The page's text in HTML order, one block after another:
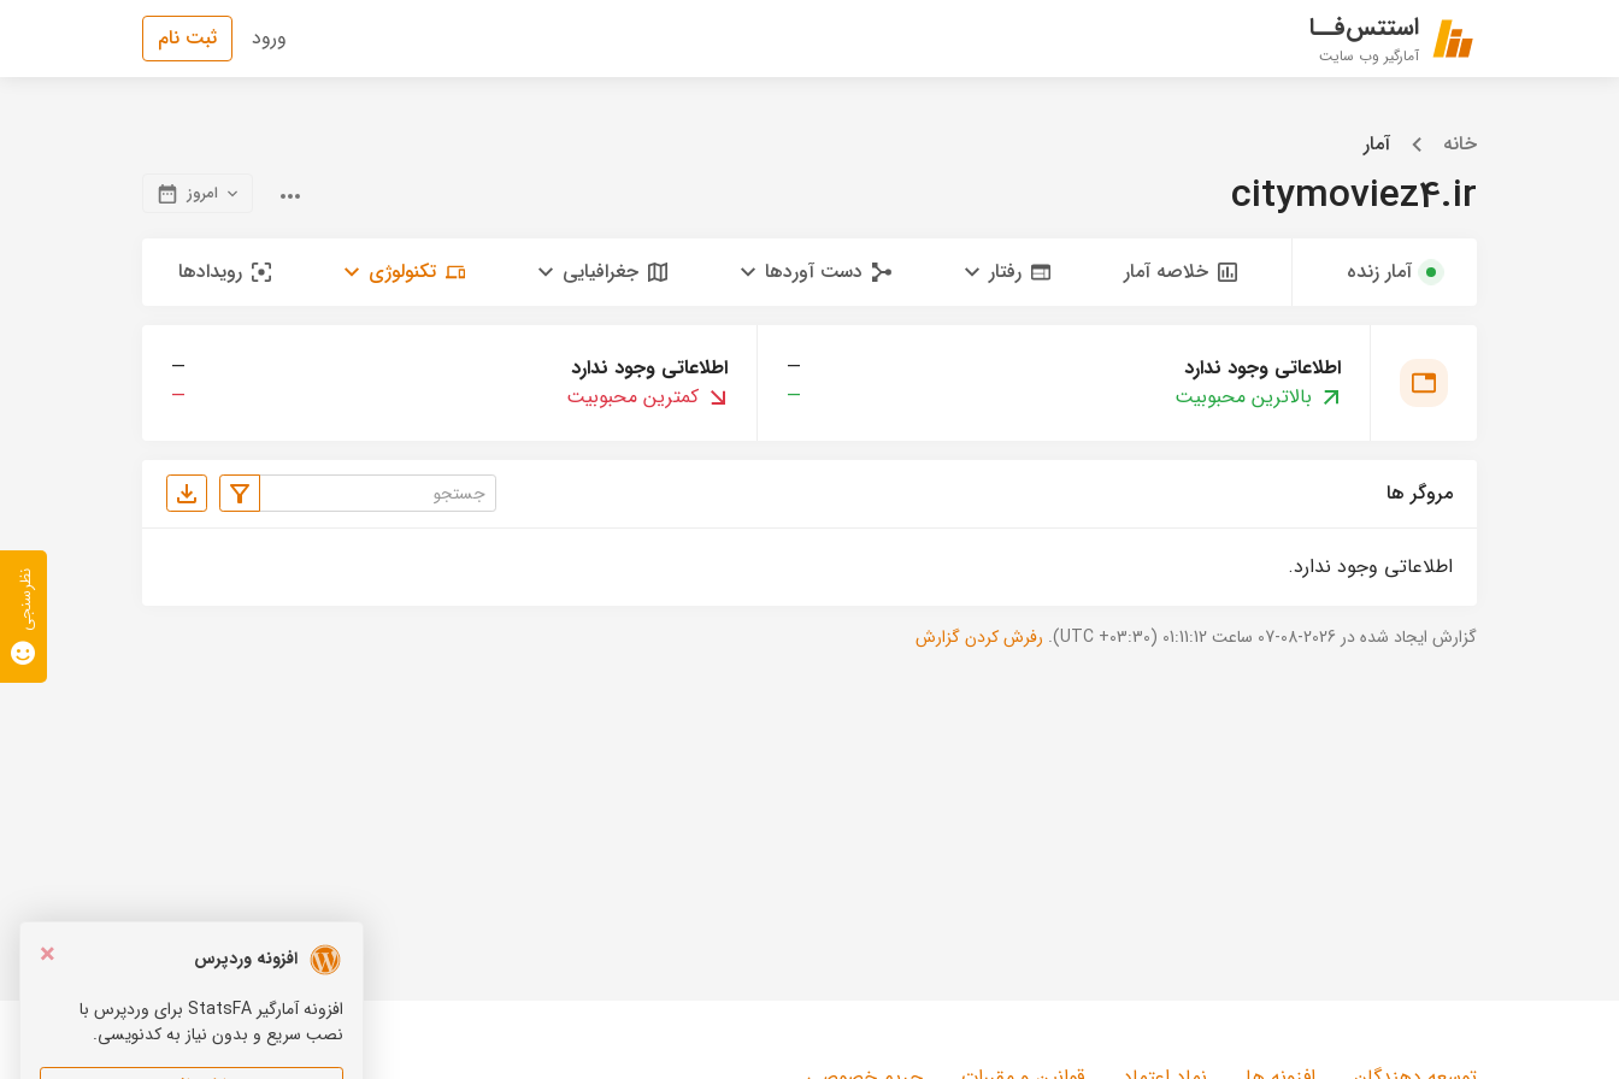
استتس‌فــا
آمارگیر وب سایت
ورود ثبت نام
خانه آمار
citymoviez4.ir امروز
آمار زنده خلاصه آمار رفتار دست آوردها جغرافیایی تکنولوژی رویدادها
اطلاعاتی وجود ندارد
—
بالاترین محبوبیت
—
اطلاعاتی وجود ندارد
—
کمترین محبوبیت
—
مروگر ها
اطلاعاتی وجود ندارد.
گزارش ایجاد شده در 2026-08-07 ساعت 01:11:12 (UTC +03:30). رفرش کردن گزارش
×
افزونه وردپرس
افزونه آمارگیر StatsFA برای وردپرس با
نصب سریع و بدون نیاز به کدنویسی.
نظرسنجی